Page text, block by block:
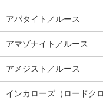
アパタイト／ルース
アマゾナイト／ルース
アメジスト／ルース
インカローズ（ロードク